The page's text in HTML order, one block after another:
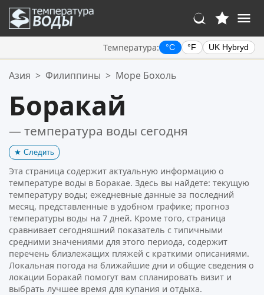
Температура: °C °F UK Hybryd
Ваше избранное:
Азия > Филиппины > Море Бохоль
Боракай
— температура воды сегодня
★ Следить
Эта страница содержит актуальную информацию о
температуре воды в Боракае. Здесь вы найдете: текущую
температуру воды; ежедневные данные за последний
месяц, представленные в удобном графике; прогноз
температуры воды на 7 дней. Кроме того, страница
сравнивает сегодняшний показатель с типичными
средними значениями для этого периода, содержит
перечень близлежащих пляжей с краткими описаниями.
Локальная погода на ближайшие дни и общие сведения о
локации Боракай помогут вам спланировать визит и
выбрать лучшее время для купания и отдыха.